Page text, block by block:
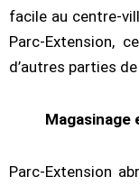
facile au centre-
Parc-Extension,
d’autres parties
Magasinage
Parc-Extension